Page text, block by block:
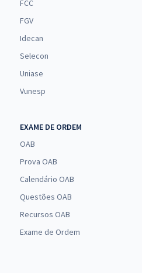
FCC
FGV
Idecan
Selecon
Uniase
Vunesp
EXAME DE ORDEM
OAB
Prova OAB
Calendário OAB
Questões OAB
Recursos OAB
Exame de Ordem